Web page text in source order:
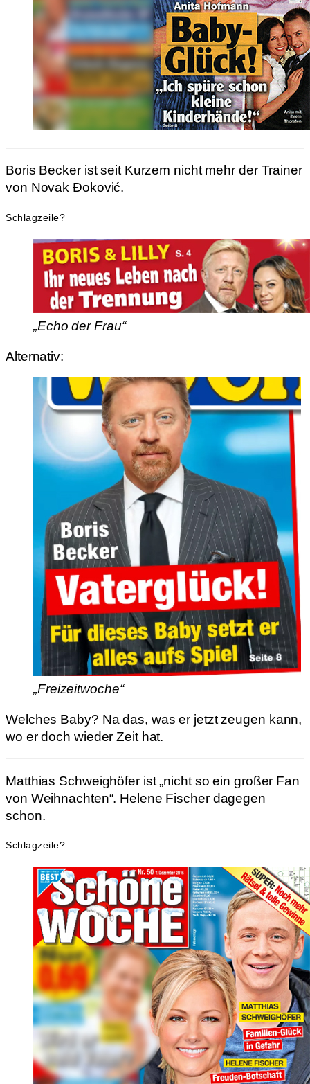
Boris Becker ist seit Kurzem nicht mehr der Trainer
von Novak Đoković.
Schlagzeile?
„Echo der Frau“
Alternativ:
„Freizeitwoche“
Welches Baby? Na das, was er jetzt zeugen kann,
wo er doch wieder Zeit hat.
Matthias Schweighöfer ist „nicht so ein großer Fan
von Weihnachten“. Helene Fischer dagegen
schon.
Schlagzeile?